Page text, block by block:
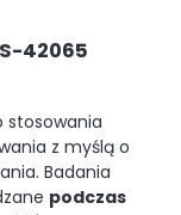
S-42065
stosowania
z myślą o
Badania
podczas